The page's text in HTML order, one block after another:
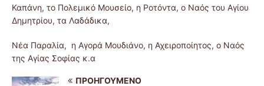
Καπάνη, το Πολεμικό Μουσείο, η Ροτόντα, ο Ναός του Αγίου
Δημητρίου, τα Λαδάδικα,
Νέα Παραλία, η Αγορά Μουδιάνο, η Αχειροποίητος, ο Ναός
της Αγίας Σοφίας κ.α
ΠΡΟΗΓΟΎΜΕΝΟ